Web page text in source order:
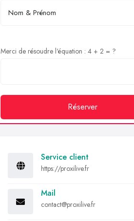
Merci de résoudre l'équation : 4 + 2 = ?
Réserver
Service client
https://proxilive.fr
Mail
contact@proxilive.fr